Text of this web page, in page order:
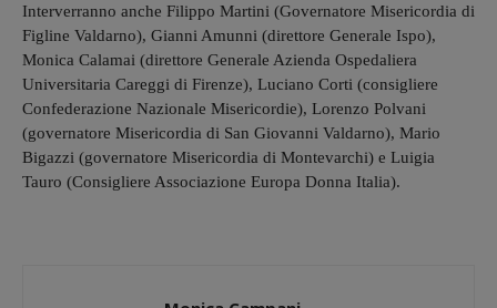
Interverranno anche Filippo Martini (Governatore Misericordia di
Figline Valdarno), Gianni Amunni (direttore Generale Ispo),
Monica Calamai (direttore Generale Azienda Ospedaliera
Universitaria Careggi di Firenze), Luciano Corti (consigliere
Confederazione Nazionale Misericordie), Lorenzo Polvani
(governatore Misericordia di San Giovanni Valdarno), Mario
Bigazzi (governatore Misericordia di Montevarchi) e Luigia
Tauro (Consigliere Associazione Europa Donna Italia).